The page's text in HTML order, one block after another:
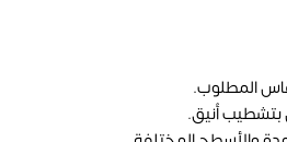
المطلوب.
أنيق.